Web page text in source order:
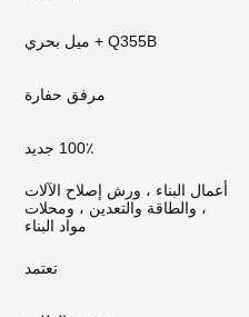
Q355B + ميل بحري
مرفق حفارة
100٪ جديد
أعمال البناء ، ورش إصلاح الآلات
، والطاقة والتعدين ، ومحلات
مواد البناء
تعتمد